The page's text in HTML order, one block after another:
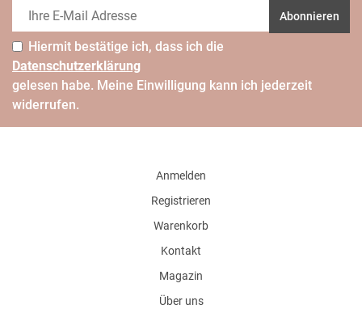
Abonnieren
Hiermit bestätige ich, dass ich die
Daten­schutz­erklärung
gelesen habe. Meine Einwilligung kann ich jederzeit
widerrufen.
Anmelden
Registrieren
Warenkorb
Kontakt
Magazin
Über uns